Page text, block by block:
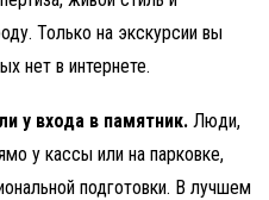
Только на экскурсии вы
нет в интернете.
у входа в памятник. Люди,
у кассы или на парковке,
подготовки. В лучшем